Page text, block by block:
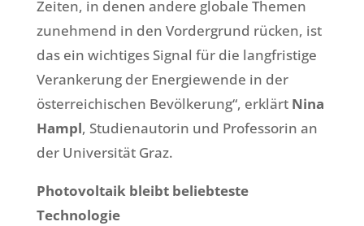
Zeiten, in denen andere globale Themen
zunehmend in den Vordergrund rücken, ist
das ein wichtiges Signal für die langfristige
Verankerung der Energiewende in der
österreichischen Bevölkerung“, erklärt Nina
Hampl, Studienautorin und Professorin an
der Universität Graz.
Photovoltaik bleibt beliebteste
Technologie